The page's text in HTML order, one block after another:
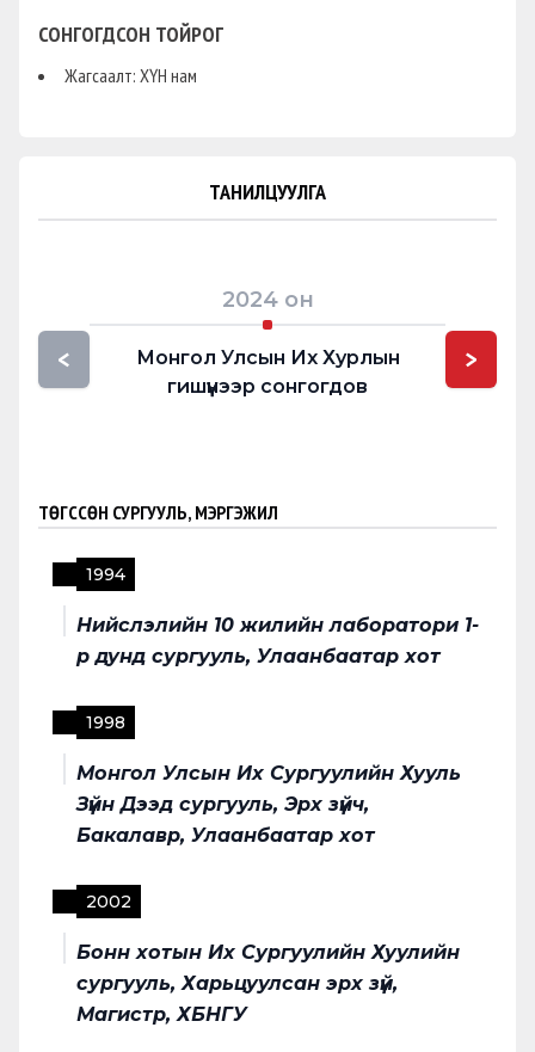
СОНГОГДСОН ТОЙРОГ
Жагсаалт: ХҮН нам
ТАНИЛЦУУЛГА
<
2024он
Монгол Улсын Их Хурлын
гишүүнээр сонгогдов
>
ТӨГССӨН СУРГУУЛЬ, МЭРГЭЖИЛ
1994
Нийслэлийн 10 жилийн лаборатори 1-
р дунд сургууль, Улаанбаатар хот
1998
Монгол Улсын Их Сургуулийн Хууль
Зүйн Дээд сургууль, Эрх зүйч,
Бакалавр, Улаанбаатар хот
2002
Бонн хотын Их Сургуулийн Хуулийн
сургууль, Харьцуулсан эрх зүй,
Магистр, ХБНГУ